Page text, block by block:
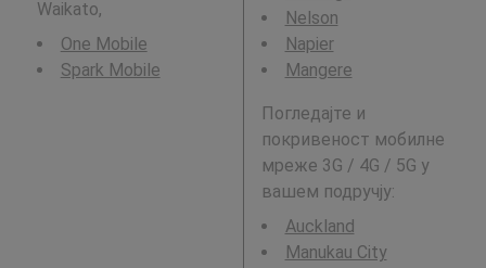
Waikato,
One Mobile
Spark Mobile
Nelson
Napier
Mangere
Погледајте и
покривеност мобилне
мреже 3G / 4G / 5G у
вашем подручју:
Auckland
Manukau City